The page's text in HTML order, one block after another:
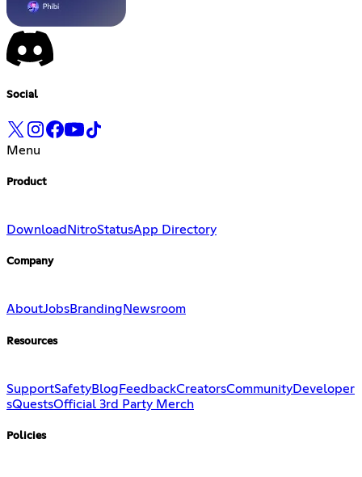
Social
Menu
Product
Download NitroStatusApp Directory
Company
AboutJobsBranding Newsroom
Resources
SupportSafetyBlog FeedbackCreatorsCommunityDeveloper
sQuestsOfficial 3rd Party Merch
Policies